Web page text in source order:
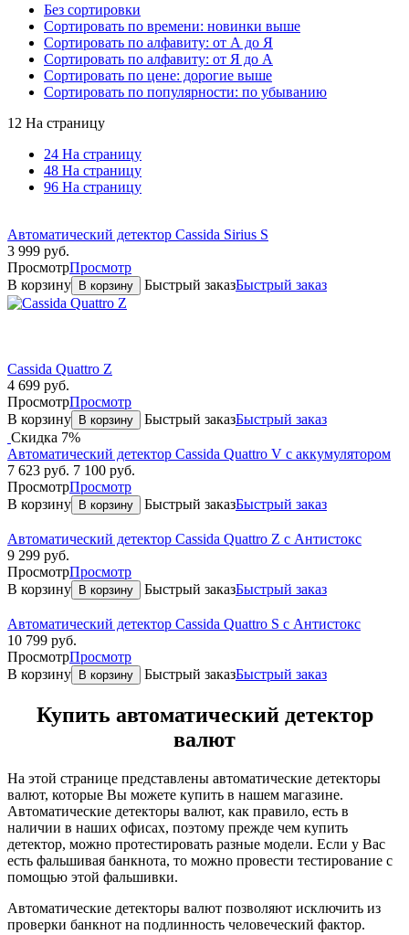
Без сортировки
Сортировать по времени: новинки выше
Сортировать по алфавиту: от А до Я
Сортировать по алфавиту: от Я до А
Сортировать по цене: дорогие выше
Сортировать по популярности: по убыванию
12 На страницу
24 На страницу
48 На страницу
96 На страницу
Автоматический детектор Cassida Sirius S
3 999 руб.
ПросмотрПросмотр
В корзину
В корзину Быстрый заказБыстрый заказ
Cassida Quattro Z
4 699 руб.
ПросмотрПросмотр
В корзину
В корзину Быстрый заказБыстрый заказ
Скидка 7%
Автоматический детектор Cassida Quattro V с аккумулятором
7 623 руб. 7 100 руб.
ПросмотрПросмотр
В корзину
В корзину Быстрый заказБыстрый заказ
Автоматический детектор Cassida Quattro Z с Антистокс
9 299 руб.
ПросмотрПросмотр
В корзину
В корзину Быстрый заказБыстрый заказ
Автоматический детектор Cassida Quattro S с Антистокс
10 799 руб.
ПросмотрПросмотр
В корзину
В корзину Быстрый заказБыстрый заказ
Купить автоматический детектор
валют
На этой странице представлены автоматические детекторы
валют, которые Вы можете купить в нашем магазине.
Автоматические детекторы валют, как правило, есть в
наличии в наших офисах, поэтому прежде чем купить
детектор, можно протестировать разные модели. Если у Вас
есть фальшивая банкнота, то можно провести тестирование с
помощью этой фальшивки.
Автоматические детекторы валют позволяют исключить из
проверки банкнот на подлинность человеческий фактор.